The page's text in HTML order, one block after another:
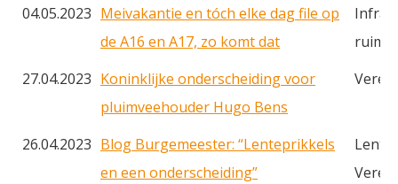
04.05.2023 Meivakantie en tóch elke dag file op
de A16 en A17, zo komt dat
ruimte
27.04.2023 Koninklijke onderscheiding voor
pluimveehouder Hugo Bens
26.04.2023 Blog Burgemeester: “Lenteprikkels
en een onderscheiding”